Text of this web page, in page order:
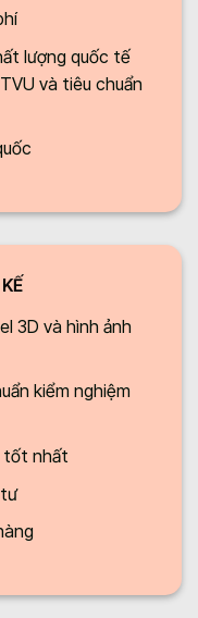
lượng quốc tế
và tiêu chuẩn
3D và hình ảnh
kiểm nghiệm
tốt nhất